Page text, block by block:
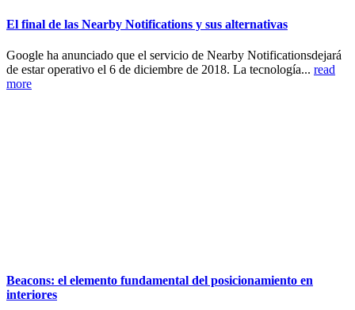
El final de las Nearby Notifications y sus alternativas
Google ha anunciado que el servicio de Nearby Notificationsdejará
de estar operativo el 6 de diciembre de 2018. La tecnología... read
more
Beacons: el elemento fundamental del posicionamiento en
interiores